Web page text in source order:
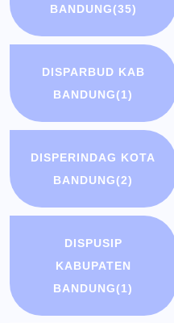
BANDUNG(35)
DISPARBUD KAB
BANDUNG(1)
DISPERINDAG KOTA
BANDUNG(2)
DISPUSIP
KABUPATEN
BANDUNG(1)